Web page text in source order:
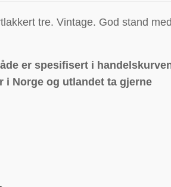
tre.Vintage. God stand med
er spesifisert i
i Norge og utlandet ta gjerne